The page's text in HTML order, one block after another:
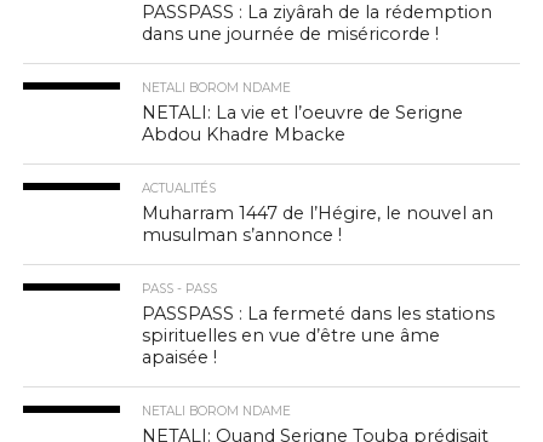
PASSPASS : La ziyârah de la rédemption
dans une journée de miséricorde !
NETALI BOROM NDAME
NETALI: La vie et l’oeuvre de Serigne
Abdou Khadre Mbacke
ACTUALITÉS
Muharram 1447 de l’Hégire, le nouvel an
musulman s’annonce !
PASS - PASS
PASSPASS : La fermeté dans les stations
spirituelles en vue d’être une âme
apaisée !
NETALI BOROM NDAME
NETALI: Quand Serigne Touba prédisait